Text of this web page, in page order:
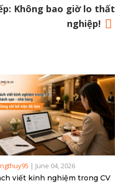
Không bao giờ lo thất
nghiệp!
| June 04, 2026
viết kinh nghiệm trong CV